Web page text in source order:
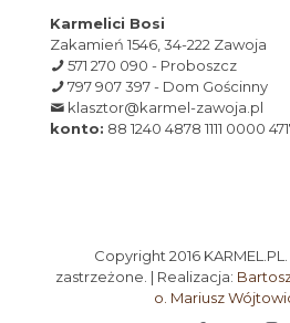
Karmelici Bosi
Zakamień 1546, 34-222 Zawoja
571 270 090 - Proboszcz
797 907 397 - Dom Gościnny
klasztor@karmel-zawoja.pl
konto: 88 1240 4878 1111 0000
Copyright 2016
zastrzeżone. | Realizacja:
o. Mariusz